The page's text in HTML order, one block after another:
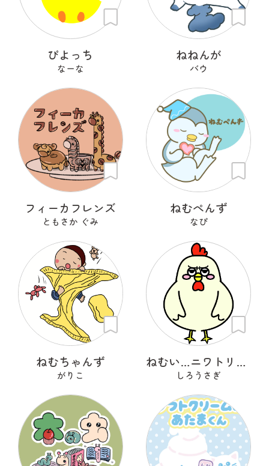
ぴよっち
なーな
ねねんが
バウ
フィーカフレンズ
ともさか ぐみ
ねむぺんず
なぴ
ねむちゃんず
がりこ
ねむい…ニワトリさん
しろうさぎ